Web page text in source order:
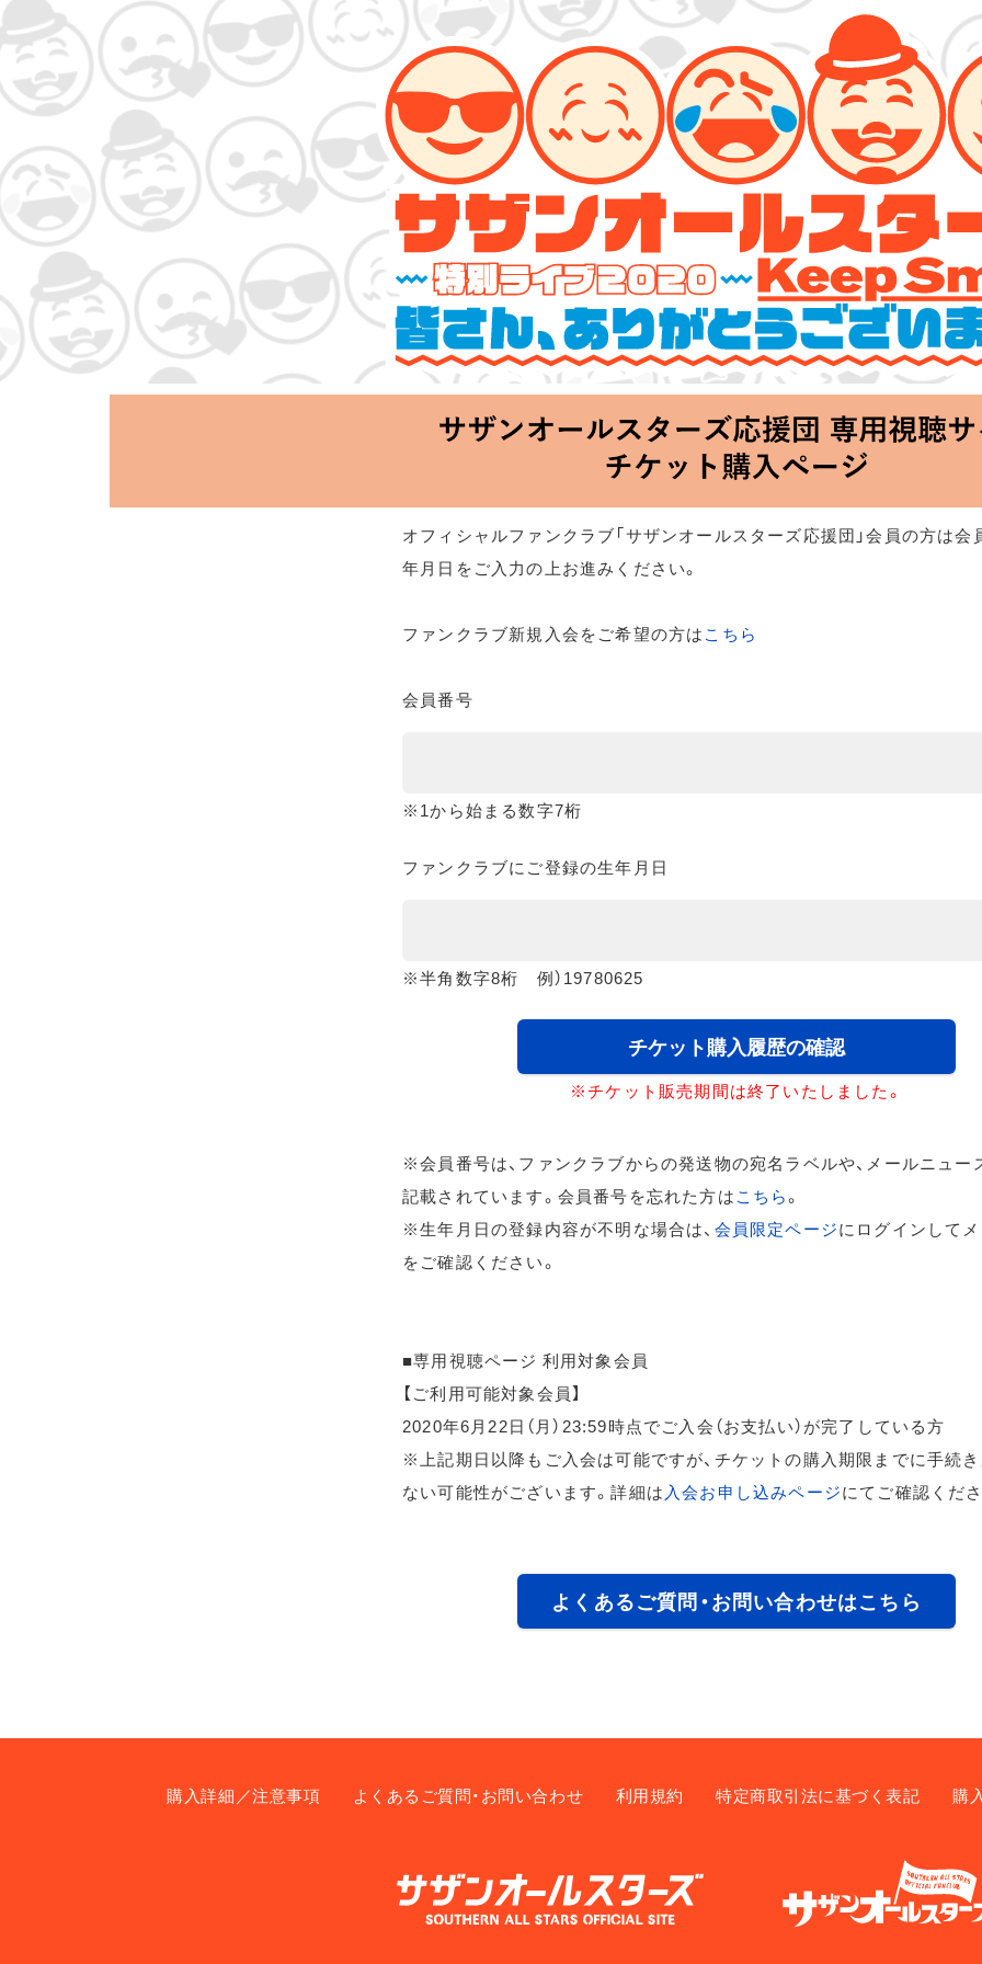
サザンオールスターズ 特別ライブ 2020
「Keep Smilin’～皆さん、ありがとうございます!!～」
2020.06.25 Thu 20:00 Start at 横浜アリーナ
オフィシャルファンクラブ「サザンオールスターズ応援団」会員の方は会
年月日をご入力の上お進みください。
ファンクラブ新規入会をご希望の方はこちら
会員番号
※1から始まる数字7桁
ファンクラブにご登録の生年月日
※半角数字8桁 例）19780625
チケット購入履歴の確認
※チケット販売期間は終了いたしました。
※会員番号は、ファンクラブからの発送物の宛名ラベルや、メールニュー
記載されています。会員番号を忘れた方はこちら。
※生年月日の登録内容が不明な場合は、 会員限定ページにログインして
をご確認ください。
■専用視聴ページ 利用対象会員
【ご利用可能対象会員】
2020年6月22日（月）23:59時点でご入会（お支払い）が完了している方
※上記期日以降もご入会は可能ですが、チケットの購入期限までに手続
ない可能性がございます。詳細は入会お申し込みページにてご確認くださ
よくあるご質問・お問い合わせはこちら
購入詳細／注意事項 よくあるご質問・お問い合わせ 利用規約 特定商取引法に基づく表記 購